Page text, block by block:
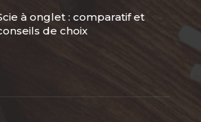
à onglet : comparatif et
de choix